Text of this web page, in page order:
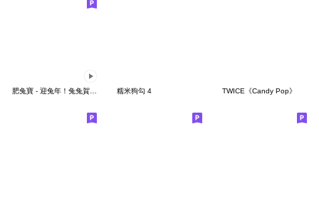
糯米狗勾 4 TWICE《Candy Pop》